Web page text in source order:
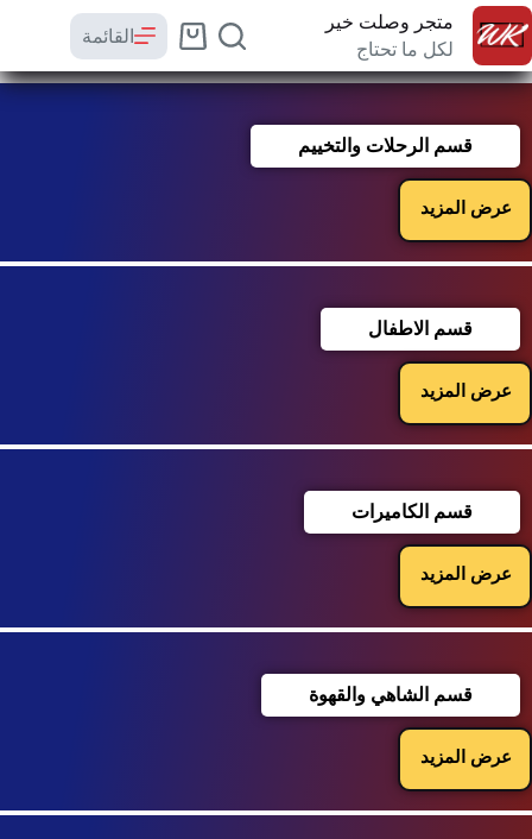
متجر وصلت خير
لكل ما تحتاج
القائمة
قسم الرحلات والتخييم
عرض المزيد
قسم الاطفال
عرض المزيد
قسم الكاميرات
عرض المزيد
قسم الشاهي والقهوة
عرض المزيد